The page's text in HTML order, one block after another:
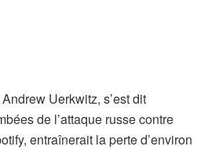
Uerkwitz, s’est dit
de l’attaque russe contre
entraînerait la perte d’environ